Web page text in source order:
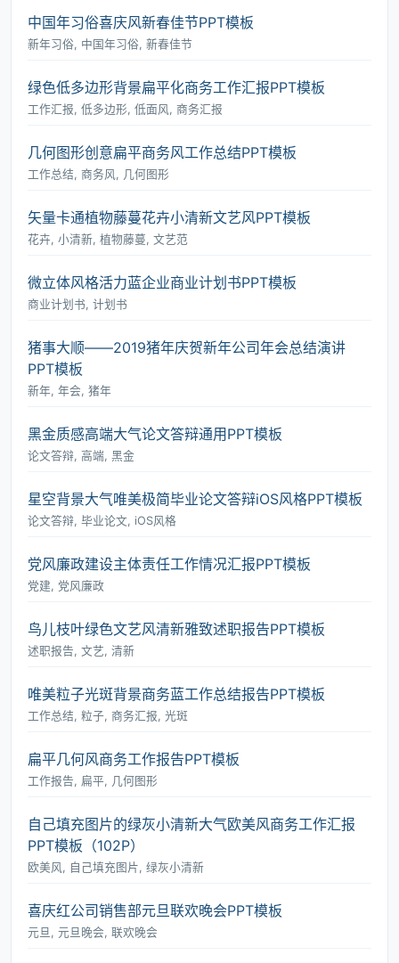
中国年习俗喜庆风新春佳节PPT模板
新年习俗, 中国年习俗, 新春佳节
绿色低多边形背景扁平化商务工作汇报PPT模板
工作汇报, 低多边形, 低面风, 商务汇报
几何图形创意扁平商务风工作总结PPT模板
工作总结, 商务风, 几何图形
矢量卡通植物藤蔓花卉小清新文艺风PPT模板
花卉, 小清新, 植物藤蔓, 文艺范
微立体风格活力蓝企业商业计划书PPT模板
商业计划书, 计划书
猪事大顺――2019猪年庆贺新年公司年会总结演讲
PPT模板
新年, 年会, 猪年
黑金质感高端大气论文答辩通用PPT模板
论文答辩, 高端, 黑金
星空背景大气唯美极简毕业论文答辩iOS风格PPT模板
论文答辩, 毕业论文, iOS风格
党风廉政建设主体责任工作情况汇报PPT模板
党建, 党风廉政
鸟儿枝叶绿色文艺风清新雅致述职报告PPT模板
述职报告, 文艺, 清新
唯美粒子光斑背景商务蓝工作总结报告PPT模板
工作总结, 粒子, 商务汇报, 光斑
扁平几何风商务工作报告PPT模板
工作报告, 扁平, 几何图形
自己填充图片的绿灰小清新大气欧美风商务工作汇报
PPT模板（102P）
欧美风, 自己填充图片, 绿灰小清新
喜庆红公司销售部元旦联欢晚会PPT模板
元旦, 元旦晚会, 联欢晚会